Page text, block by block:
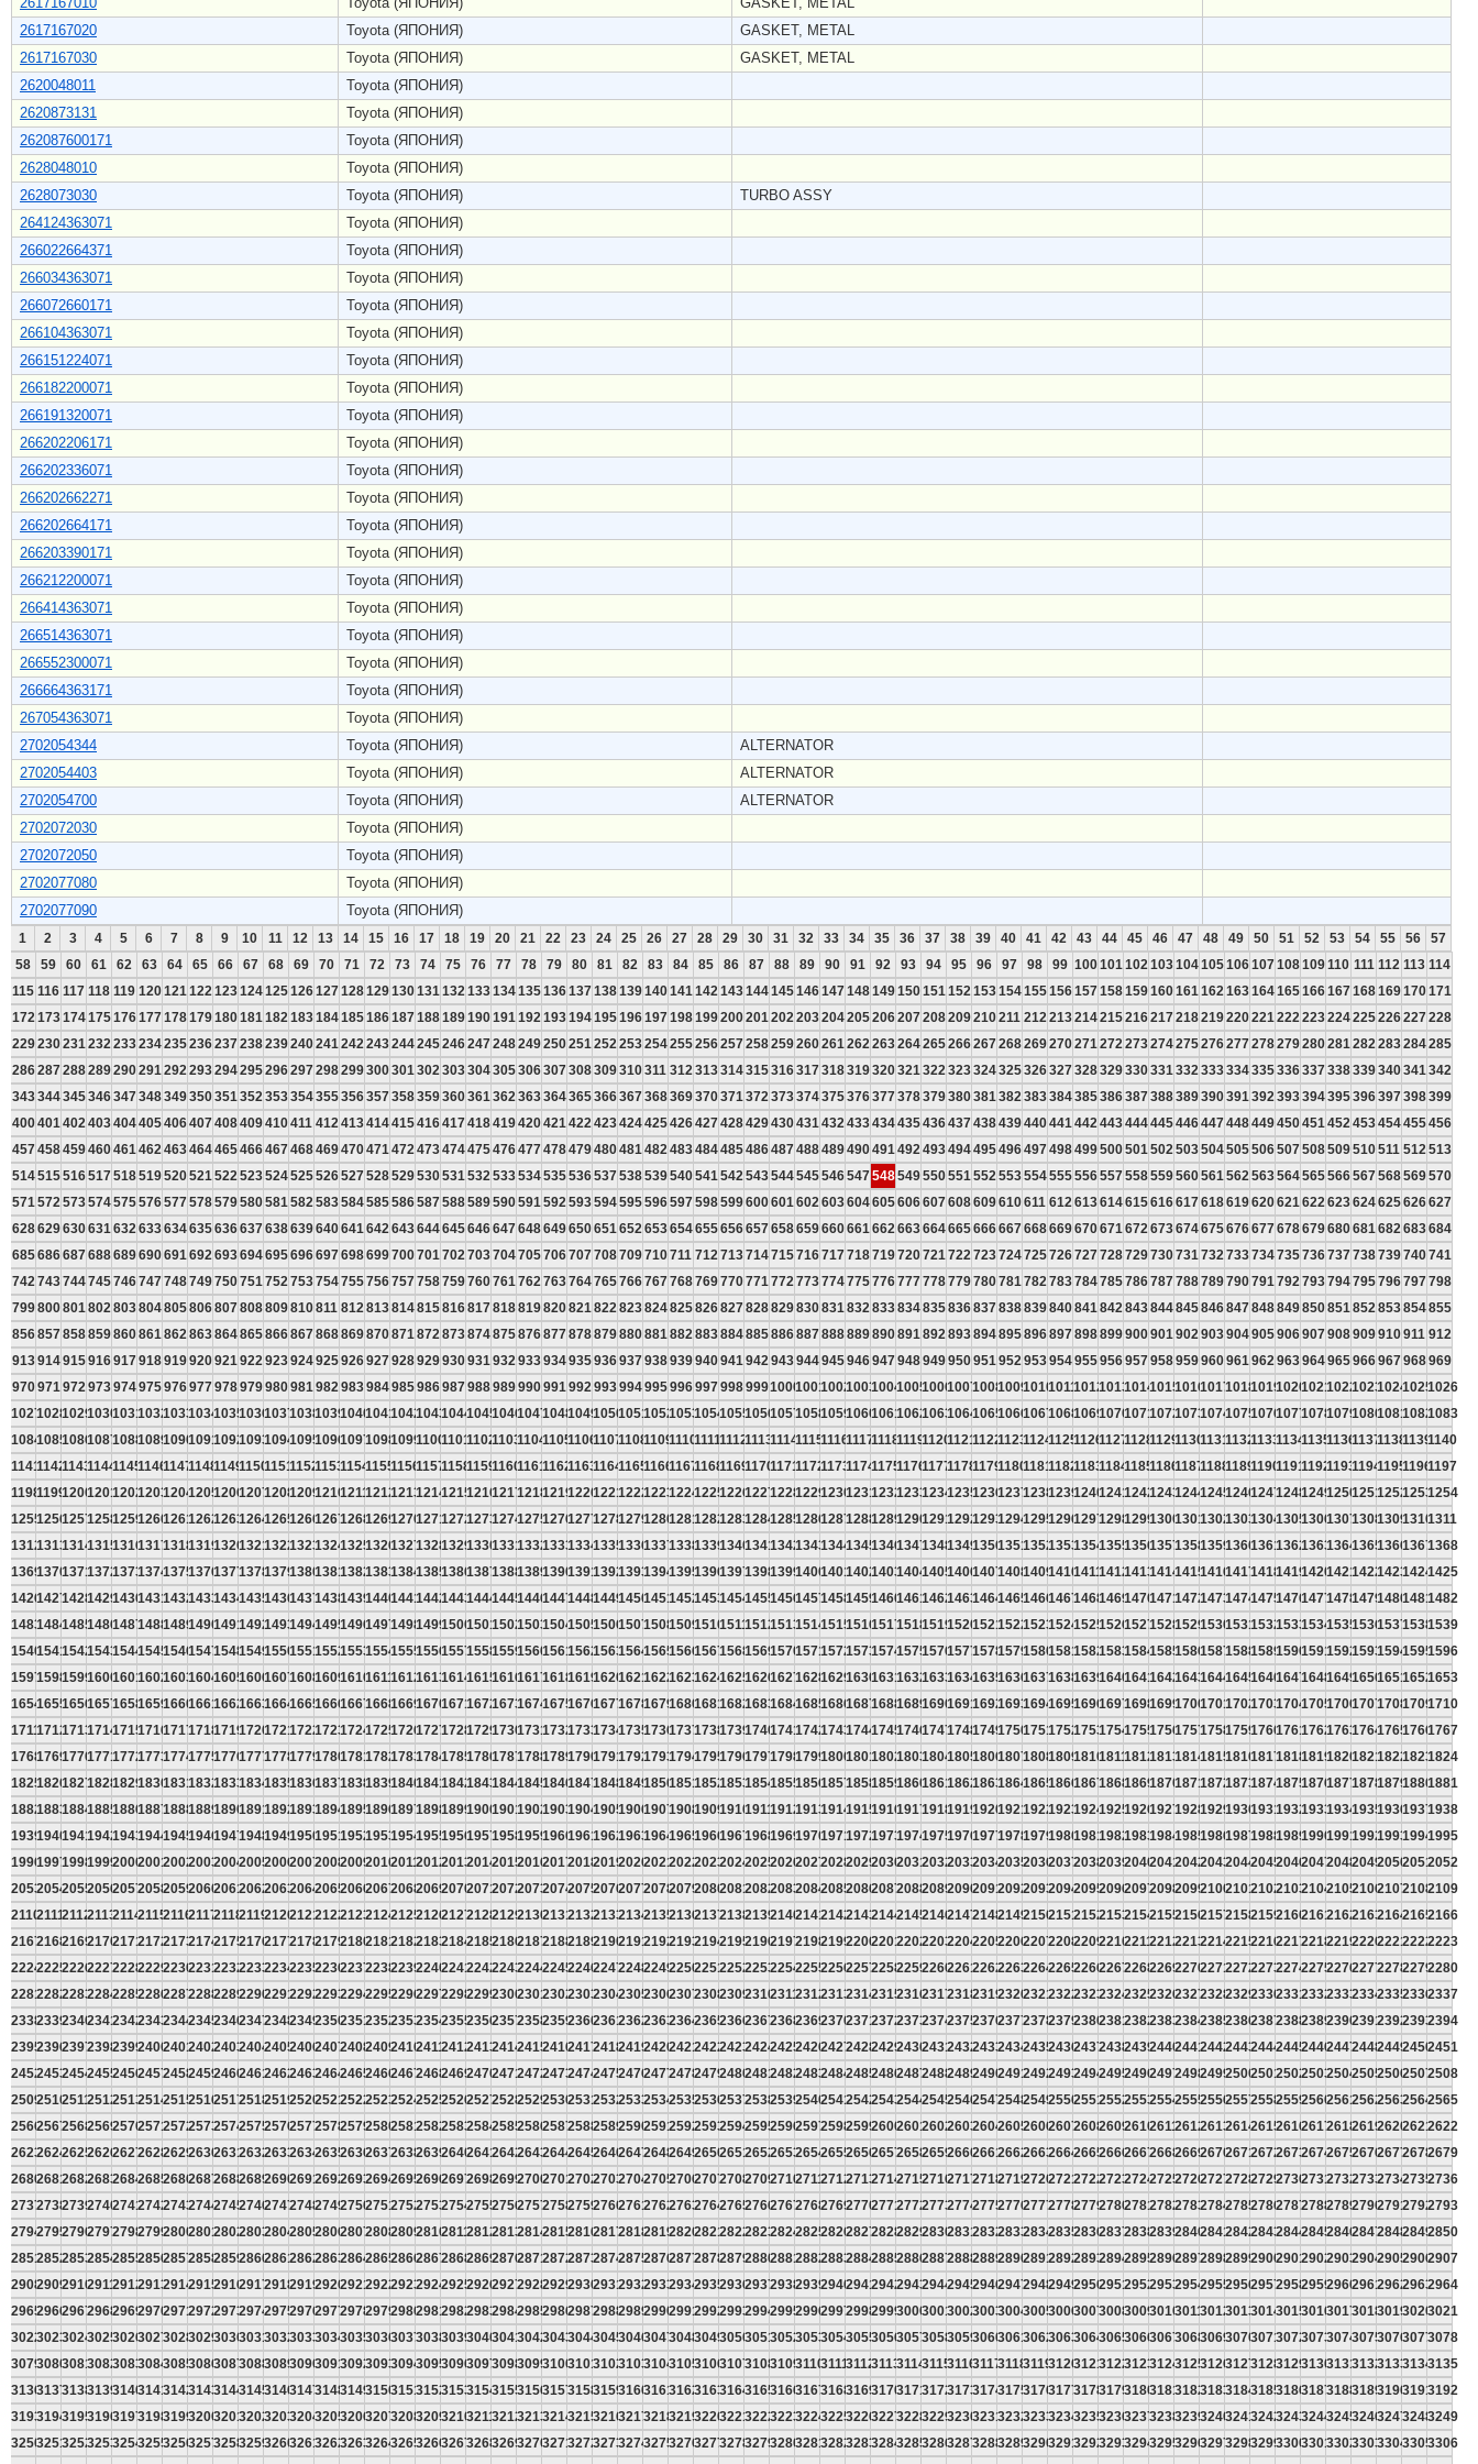
2617167020
Toyota (ЯПОНИЯ)
GASKET, METAL
2617167030
Toyota (ЯПОНИЯ)
GASKET, METAL
2620048011
Toyota (ЯПОНИЯ)
2620873131
Toyota (ЯПОНИЯ)
262087600171
Toyota (ЯПОНИЯ)
2628048010
Toyota (ЯПОНИЯ)
2628073030
Toyota (ЯПОНИЯ)
TURBO ASSY
264124363071
Toyota (ЯПОНИЯ)
266022664371
Toyota (ЯПОНИЯ)
266034363071
Toyota (ЯПОНИЯ)
266072660171
Toyota (ЯПОНИЯ)
266104363071
Toyota (ЯПОНИЯ)
266151224071
Toyota (ЯПОНИЯ)
266182200071
Toyota (ЯПОНИЯ)
266191320071
Toyota (ЯПОНИЯ)
266202206171
Toyota (ЯПОНИЯ)
266202336071
Toyota (ЯПОНИЯ)
266202662271
Toyota (ЯПОНИЯ)
266202664171
Toyota (ЯПОНИЯ)
266203390171
Toyota (ЯПОНИЯ)
266212200071
Toyota (ЯПОНИЯ)
266414363071
Toyota (ЯПОНИЯ)
266514363071
Toyota (ЯПОНИЯ)
266552300071
Toyota (ЯПОНИЯ)
266664363171
Toyota (ЯПОНИЯ)
267054363071
Toyota (ЯПОНИЯ)
2702054344
Toyota (ЯПОНИЯ)
ALTERNATOR
2702054403
Toyota (ЯПОНИЯ)
ALTERNATOR
2702054700
Toyota (ЯПОНИЯ)
ALTERNATOR
2702072030
Toyota (ЯПОНИЯ)
2702072050
Toyota (ЯПОНИЯ)
2702077080
Toyota (ЯПОНИЯ)
2702077090
Toyota (ЯПОНИЯ)
1 2 3 4 5 6 7 8 9 10 11 12 13 14 15 16 17 18 19 20 21 22 23 24 25 26 27 28 29 30 31 32 33 34 35 36 37 38 39 40 41 42 43 44 45 46 47 48 49 50 51 52 53 54 55 56
57
58
59 60 61 62 63 64 65 66 67 68 69 70 71 72 73 74 75 76 77 78 79 80 81 82 83 84 85 86 87 88 89 90 91 92 93 94 95 96 97 98 99 100101 102 103104105106107108109110 111 112 113 114
115 116 117 118 119 120121 122 123124125126127128129130131 132 133134135136137138139140141 142 143144145146147148149150151 152 153154155156157158159160161 162 163164165166167168169170171
172 173174175176177178179180181 182 183184185186187188189190191 192 193194195196197198199200201 202 203204205206207208209210211 212 213214215216217218219220221 222 223224225226227228
229230231 232 233234235236237238239240241 242 243244245246247248249250251 252 253254255256257258259260261 262 263264265266267268269270271 272 273274275276277278279280281 282 283284285
286287288289290291 292 293294295296297298299300301 302 303304305306307308309310311 312 313314315316317318319320321 322 323324325326327328329330331 332 333334335336337338339340341 342
343344345346347348349350351 352 353354355356357358359360361 362 363364365366367368369370371 372 373374375376377378379380381 382 383384385386387388389390391 392 393394395396397398399
400401 402 403404405406407408409410411 412 413414415416417418419420421 422 423424425426427428429430431 432 433434435436437438439440441 442 443444445446447448449450451 452 453454455456
457458459460461 462 463464465466467468469470471 472 473474475476477478479480481 482 483484485486487488489490491 492 493494495496497498499500501 502 503504505506507508509510511 512 513
514515516517518519520521 522 523524525526527528529530531 532 533534535536537538539540541 542 543544545546547548549550551 552 553554555556557558559560561 562 563564565566567568569570
571 572 573574575576577578579580581 582 583584585586587588589590591 592 593594595596597598599600601 602 603604605606607608609610611 612 613614615616617618619620621 622 623624625626627
628629630631 632 633634635636637638639640641 642 643644645646647648649650651 652 653654655656657658659660661 662 663664665666667668669670671 672 673674675676677678679680681 682 683684
685686687688689690691 692 693694695696697698699700701 702 703704705706707708709710711 712 713714715716717718719720721 722 723724725726727728729730731 732 733734735736737738739740741
742 743744745746747748749750751 752 753754755756757758759760761 762 763764765766767768769770771 772 773774775776777778779780781 782 783784785786787788789790791 792 793794795796797798
799800801 802 803804805806807808809810811 812 813814815816817818819820821 822 823824825826827828829830831 832 833834835836837838839840841 842 843844845846847848849850851 852 853854855
856857858859860861 862 863864865866867868869870871 872 873874875876877878879880881 882 883884885886887888889890891 892 893894895896897898899900901 902 903904905906907908909910911 912
913914915916917918919920921 922 923924925926927928929930931 932 933934935936937938939940941 942 943944945946947948949950951 952 953954955956957958959960961 962 963964965966967968969
970971 972 973974975976977978979980981 982 983984985986987988989990991 992 993994995996997998999100010011002100310041005100610071008100910101011101210131014101510161017101810191020102110221023102410251026
102710281029103010311032103310341035103610371038103910401041104210431044104510461047104810491050105110521053105410551056105710581059106010611062106310641065106610671068106910701071107210731074107510761077107810791080108110821083
108410851086108710881089109010911092109310941095109610971098109911001101110211031104110511061107110811091110111111121113111411151116111711181119112011211122112311241125112611271128112911301131113211331134113511361137113811391140
114111421143114411451146114711481149115011511152115311541155115611571158115911601161116211631164116511661167116811691170117111721173117411751176117711781179118011811182118311841185118611871188118911901191119211931194119511961197
119811991200120112021203120412051206120712081209121012111212121312141215121612171218121912201221122212231224122512261227122812291230123112321233123412351236123712381239124012411242124312441245124612471248124912501251125212531254
125512561257125812591260126112621263126412651266126712681269127012711272127312741275127612771278127912801281128212831284128512861287128812891290129112921293129412951296129712981299130013011302130313041305130613071308130913101311
131213131314131513161317131813191320132113221323132413251326132713281329133013311332133313341335133613371338133913401341134213431344134513461347134813491350135113521353135413551356135713581359136013611362136313641365136613671368
136913701371137213731374137513761377137813791380138113821383138413851386138713881389139013911392139313941395139613971398139914001401140214031404140514061407140814091410141114121413141414151416141714181419142014211422142314241425
142614271428142914301431143214331434143514361437143814391440144114421443144414451446144714481449145014511452145314541455145614571458145914601461146214631464146514661467146814691470147114721473147414751476147714781479148014811482
148314841485148614871488148914901491149214931494149514961497149814991500150115021503150415051506150715081509151015111512151315141515151615171518151915201521152215231524152515261527152815291530153115321533153415351536153715381539
154015411542154315441545154615471548154915501551155215531554155515561557155815591560156115621563156415651566156715681569157015711572157315741575157615771578157915801581158215831584158515861587158815891590159115921593159415951596
159715981599160016011602160316041605160616071608160916101611161216131614161516161617161816191620162116221623162416251626162716281629163016311632163316341635163616371638163916401641164216431644164516461647164816491650165116521653
165416551656165716581659166016611662166316641665166616671668166916701671167216731674167516761677167816791680168116821683168416851686168716881689169016911692169316941695169616971698169917001701170217031704170517061707170817091710
171117121713171417151716171717181719172017211722172317241725172617271728172917301731173217331734173517361737173817391740174117421743174417451746174717481749175017511752175317541755175617571758175917601761176217631764176517661767
176817691770177117721773177417751776177717781779178017811782178317841785178617871788178917901791179217931794179517961797179817991800180118021803180418051806180718081809181018111812181318141815181618171818181918201821182218231824
182518261827182818291830183118321833183418351836183718381839184018411842184318441845184618471848184918501851185218531854185518561857185818591860186118621863186418651866186718681869187018711872187318741875187618771878187918801881
188218831884188518861887188818891890189118921893189418951896189718981899190019011902190319041905190619071908190919101911191219131914191519161917191819191920192119221923192419251926192719281929193019311932193319341935193619371938
193919401941194219431944194519461947194819491950195119521953195419551956195719581959196019611962196319641965196619671968196919701971197219731974197519761977197819791980198119821983198419851986198719881989199019911992199319941995
199619971998199920002001200220032004200520062007200820092010201120122013201420152016201720182019202020212022202320242025202620272028202920302031203220332034203520362037203820392040204120422043204420452046204720482049205020512052
205320542055205620572058205920602061206220632064206520662067206820692070207120722073207420752076207720782079208020812082208320842085208620872088208920902091209220932094209520962097209820992100210121022103210421052106210721082109
211021112112211321142115211621172118211921202121212221232124212521262127212821292130213121322133213421352136213721382139214021412142214321442145214621472148214921502151215221532154215521562157215821592160216121622163216421652166
216721682169217021712172217321742175217621772178217921802181218221832184218521862187218821892190219121922193219421952196219721982199220022012202220322042205220622072208220922102211221222132214221522162217221822192220222122222223
222422252226222722282229223022312232223322342235223622372238223922402241224222432244224522462247224822492250225122522253225422552256225722582259226022612262226322642265226622672268226922702271227222732274227522762277227822792280
228122822283228422852286228722882289229022912292229322942295229622972298229923002301230223032304230523062307230823092310231123122313231423152316231723182319232023212322232323242325232623272328232923302331233223332334233523362337
233823392340234123422343234423452346234723482349235023512352235323542355235623572358235923602361236223632364236523662367236823692370237123722373237423752376237723782379238023812382238323842385238623872388238923902391239223932394
239523962397239823992400240124022403240424052406240724082409241024112412241324142415241624172418241924202421242224232424242524262427242824292430243124322433243424352436243724382439244024412442244324442445244624472448244924502451
245224532454245524562457245824592460246124622463246424652466246724682469247024712472247324742475247624772478247924802481248224832484248524862487248824892490249124922493249424952496249724982499250025012502250325042505250625072508
250925102511251225132514251525162517251825192520252125222523252425252526252725282529253025312532253325342535253625372538253925402541254225432544254525462547254825492550255125522553255425552556255725582559256025612562256325642565
256625672568256925702571257225732574257525762577257825792580258125822583258425852586258725882589259025912592259325942595259625972598259926002601260226032604260526062607260826092610261126122613261426152616261726182619262026212622
262326242625262626272628262926302631263226332634263526362637263826392640264126422643264426452646264726482649265026512652265326542655265626572658265926602661266226632664266526662667266826692670267126722673267426752676267726782679
268026812682268326842685268626872688268926902691269226932694269526962697269826992700270127022703270427052706270727082709271027112712271327142715271627172718271927202721272227232724272527262727272827292730273127322733273427352736
273727382739274027412742274327442745274627472748274927502751275227532754275527562757275827592760276127622763276427652766276727682769277027712772277327742775277627772778277927802781278227832784278527862787278827892790279127922793
279427952796279727982799280028012802280328042805280628072808280928102811281228132814281528162817281828192820282128222823282428252826282728282829283028312832283328342835283628372838283928402841284228432844284528462847284828492850
285128522853285428552856285728582859286028612862286328642865286628672868286928702871287228732874287528762877287828792880288128822883288428852886288728882889289028912892289328942895289628972898289929002901290229032904290529062907
290829092910291129122913291429152916291729182919292029212922292329242925292629272928292929302931293229332934293529362937293829392940294129422943294429452946294729482949295029512952295329542955295629572958295929602961296229632964
296529662967296829692970297129722973297429752976297729782979298029812982298329842985298629872988298929902991299229932994299529962997299829993000300130023003300430053006300730083009301030113012301330143015301630173018301930203021
302230233024302530263027302830293030303130323033303430353036303730383039304030413042304330443045304630473048304930503051305230533054305530563057305830593060306130623063306430653066306730683069307030713072307330743075307630773078
307930803081308230833084308530863087308830893090309130923093309430953096309730983099310031013102310331043105310631073108310931103111311231133114311531163117311831193120312131223123312431253126312731283129313031313132313331343135
313631373138313931403141314231433144314531463147314831493150315131523153315431553156315731583159316031613162316331643165316631673168316931703171317231733174317531763177317831793180318131823183318431853186318731883189319031913192
319331943195319631973198319932003201320232033204320532063207320832093210321132123213321432153216321732183219322032213222322332243225322632273228322932303231323232333234323532363237323832393240324132423243324432453246324732483249
325032513252325332543255325632573258325932603261326232633264326532663267326832693270327132723273327432753276327732783279328032813282328332843285328632873288328932903291329232933294329532963297329832993300330133023303330433053306